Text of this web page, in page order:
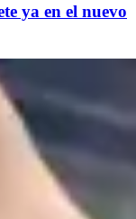
ya en el nuevo